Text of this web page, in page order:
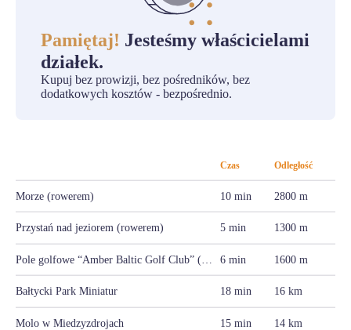
Pamiętaj! Jesteśmy właścicielami
działek.
Kupuj bez prowizji, bez pośredników, bez
dodatkowych kosztów - bezpośrednio.
Czas Odległość
Morze (rowerem) 10 min 2800 m
Przystań nad jeziorem (rowerem) 5 min 1300 m
6 min 1600 m
Bałtycki Park Miniatur 18 min 16 km
Molo w Miedzyzdrojach 15 min 14 km